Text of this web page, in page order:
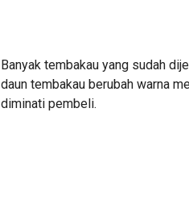
Banyak tembakau yang sudah
daun tembakau berubah warna
diminati pembeli.